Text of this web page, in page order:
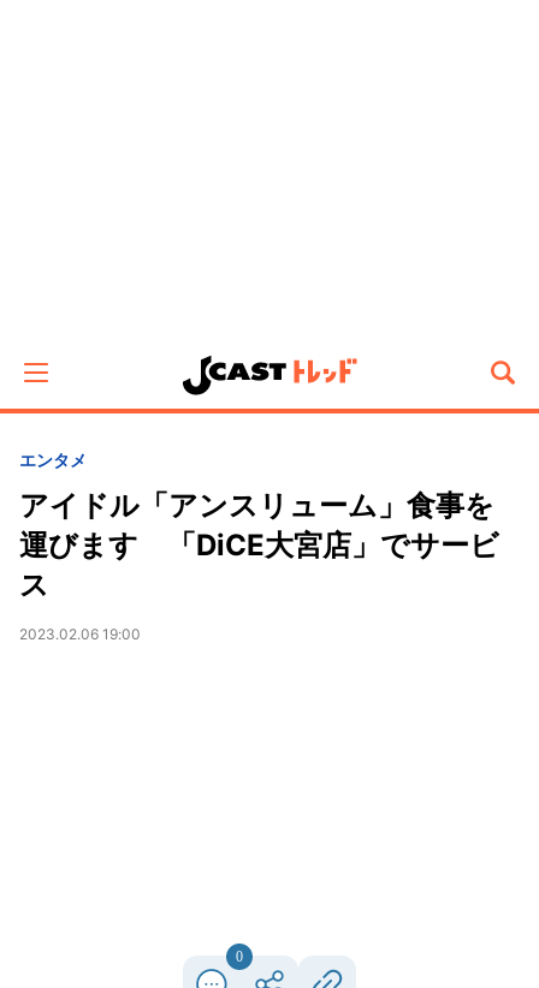
エンタメ
アイドル「アンスリューム」食事を
運びます 「DiCE大宮店」でサービ
ス
2023.02.06 19:00
0